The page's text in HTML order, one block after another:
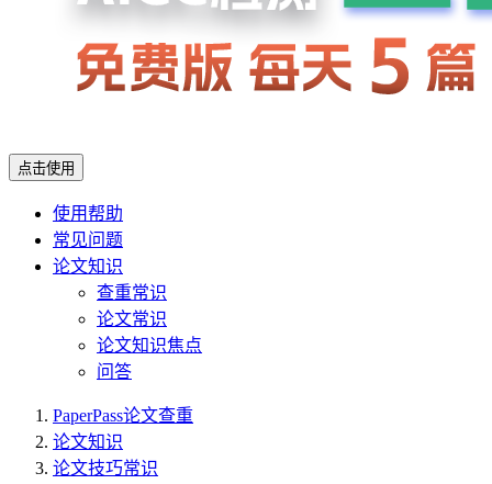
点击使用
使用帮助
常见问题
论文知识
查重常识
论文常识
论文知识焦点
问答
PaperPass论文查重
论文知识
论文技巧常识